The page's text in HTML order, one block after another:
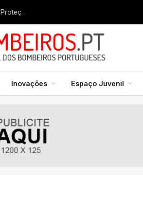
Liga dos Bombeiros quer fazer nascer licenciatura em Ciências de Proteção Civil e Bombeiros
Inovações Espaço Juvenil